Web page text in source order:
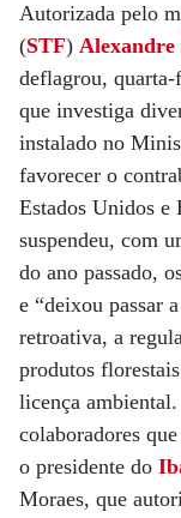
Autorizada pelo
(STF) Alexandre
deflagrou,
que investiga
instalado no
favorecer o
Estados Unidos e
suspendeu, com
do ano passado,
e “deixou passar
retroativa, a
produtos
licença
colaboradores
o presidente do
Moraes, que